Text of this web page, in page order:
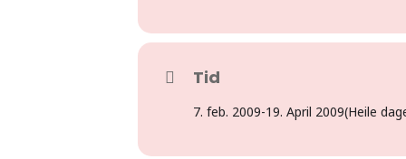
Tid
7. feb. 2009-19. April 2009(Heile